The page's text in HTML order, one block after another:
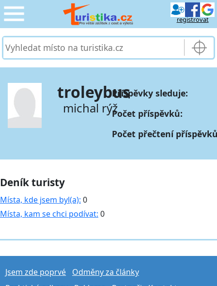
registrovat
CESTOVÁNÍ
SLUŽBY & DOPRAVA ›
PRO TURISTY ›
MOJE TURISTIKA
troleybus
michal rýž
Příspěvky sleduje:
Počet příspěvků:
Počet přečtení
Deník turisty
Místa, kde jsem byl(a): 0
Místa, kam se chci podívat: 0
Jsem zde poprvé
Odměny za články